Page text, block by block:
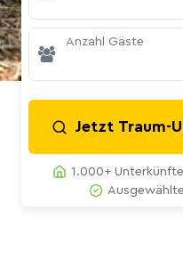
Anzahl Gäste
Jetzt Traum-
1.000+ Unterkünfte